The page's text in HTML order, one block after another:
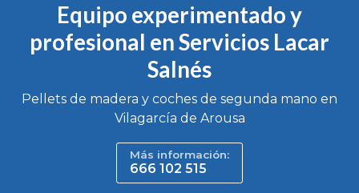
Equipo experimentado y
profesional en Servicios Lacar
Salnés
Pellets de madera y coches de segunda mano en
Vilagarcía de Arousa
Más información:
666 102 515